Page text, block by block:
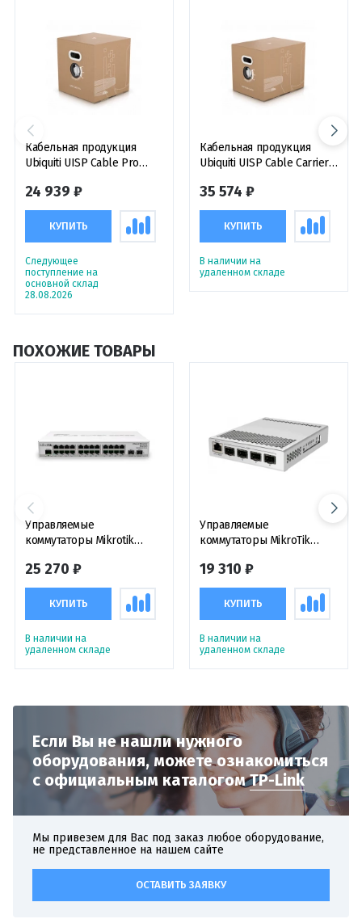
Кабельная продукция
Ubiquiti UISP Cable Pro
F/UTP CAT5-e, 305 м
24 939 ₽
КУПИТЬ
Следующее
поступление на
основной склад
28.08.2026
Кабельная продукция
Ubiquiti UISP Cable Carrier
SF/UTP CAT5-e, 305 м
35 574 ₽
КУПИТЬ
В наличии на
удаленном складе
ПОХОЖИЕ ТОВАРЫ
Управляемые
коммутаторы Mikrotik
CRS326-24G-2S+IN,
коммутатор с функциями
маршрутизатора
25 270 ₽
КУПИТЬ
В наличии на
удаленном складе
Управляемые
коммутаторы MikroTik
19 310 ₽
КУПИТЬ
В наличии на
удаленном складе
Если Вы не нашли нужного
оборудования, можете ознакомиться
с официальным каталогомTP-Link
Мы привезем для Вас под заказ любое оборудование,
не представленное на нашем сайте
ОСТАВИТЬ ЗАЯВКУ